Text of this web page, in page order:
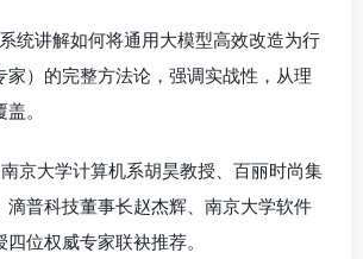
系统讲解如何将通用大模型高效改造为行
家）的完整方法论，强调实战性，从理
。
南京大学计算机系胡昊教授、百丽时尚集
滴普科技董事长赵杰辉、南京大学软件
位权威专家联袂推荐。